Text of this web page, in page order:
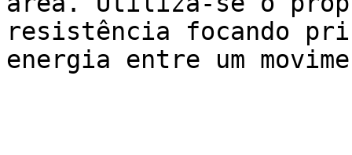
resistência focando
energia entre um